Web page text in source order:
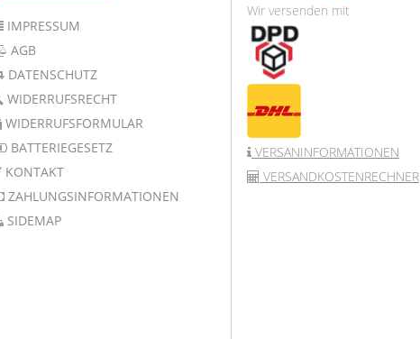
IMPRESSUM
AGB
DATENSCHUTZ
WIDERRUFSRECHT
WIDERRUFSFORMULAR
BATTERIEGESETZ
KONTAKT
ZAHLUNGSINFORMATIONEN
SIDEMAP
Wir versenden mit
VERSANINFORMATIONEN
VERSANDKOSTENRECHNER